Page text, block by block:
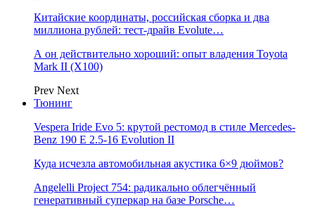
Китайские координаты, российская сборка и два
миллиона рублей: тест-драйв Evolute…
А он действительно хороший: опыт владения Toyota
Mark II (Х100)
Prev Next
Тюнинг
Vespera Iride Evo 5: крутой рестомод в стиле Mercedes-
Benz 190 E 2.5-16 Evolution II
Куда исчезла автомобильная акустика 6×9 дюймов?
Angelelli Project 754: радикально облегчённый
генеративный суперкар на базе Porsche…